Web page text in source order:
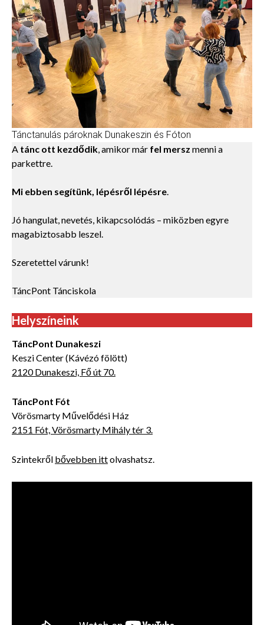
Tánctanulás pároknak Dunakeszin és Fóton
A tánc ott kezdődik, amikor már fel mersz menni a
parkettre.
Mi ebben segítünk, lépésről lépésre.
Jó hangulat, nevetés, kikapcsolódás – miközben egyre
magabiztosabb leszel.
Szeretettel várunk!
TáncPont Tánciskola
Helyszíneink
TáncPont Dunakeszi
Keszi Center (Kávézó fölött)
2120 Dunakeszi, Fő út 70.
TáncPont Fót
Vörösmarty Művelődési Ház
2151 Fót, Vörösmarty Mihály tér 3.
Szintekről bővebben ittolvashatsz.